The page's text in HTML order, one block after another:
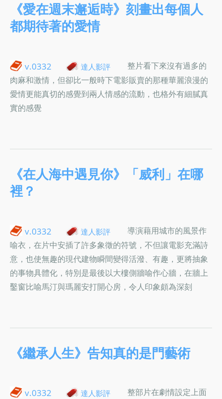
《愛在週末邂逅時》刻畫出每個人
都期待著的愛情
v.0332 達人影評
整片看下來沒有過多的
肉麻和激情，但卻比一般時下電影販賣的那種華麗浪漫的
愛情更能真切的感覺到兩人情感的流動，也格外有細膩真
實的感覺
《在人海中遇見你》「威利」在哪
裡？
v.0332 達人影評
導演藉用城市的風景作
喻衣，在片中安插了許多象徵的符號，不但讓電影充滿詩
意，也使無趣的現代建物瞬間變得活潑、有趣，更將抽象
的事物具體化，特別是最後以大樓側牆喻作心牆，在牆上
鑿窗比喻馬汀與瑪麗安打開心房，令人印象頗為深刻
《繼承人生》告知真的是門藝術
v.0332 達人影評
整部片在劇情設定上面